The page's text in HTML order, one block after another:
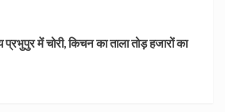
प्रभुपुर में चोरी, किचन का ताला तोड़ हजारों का